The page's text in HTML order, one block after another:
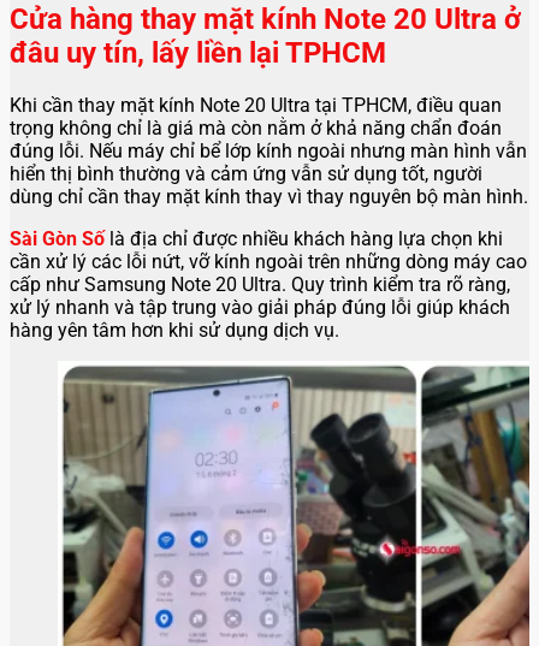
Cửa hàng thay mặt kính Note 20 Ultra ở
đâu uy tín, lấy liền lại TPHCM
Khi cần thay mặt kính Note 20 Ultra tại TPHCM, điều quan
trọng không chỉ là giá mà còn nằm ở khả năng chẩn đoán
đúng lỗi. Nếu máy chỉ bể lớp kính ngoài nhưng màn hình vẫn
hiển thị bình thường và cảm ứng vẫn sử dụng tốt, người
dùng chỉ cần thay mặt kính thay vì thay nguyên bộ màn hình.
Sài Gòn Sốlà địa chỉ được nhiều khách hàng lựa chọn khi
cần xử lý các lỗi nứt, vỡ kính ngoài trên những dòng máy cao
cấp như Samsung Note 20 Ultra. Quy trình kiểm tra rõ ràng,
xử lý nhanh và tập trung vào giải pháp đúng lỗi giúp khách
hàng yên tâm hơn khi sử dụng dịch vụ.